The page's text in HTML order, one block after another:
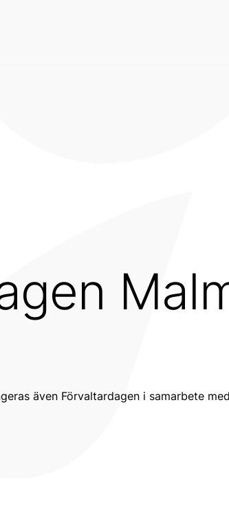
även Förvaltardagen i samarbete